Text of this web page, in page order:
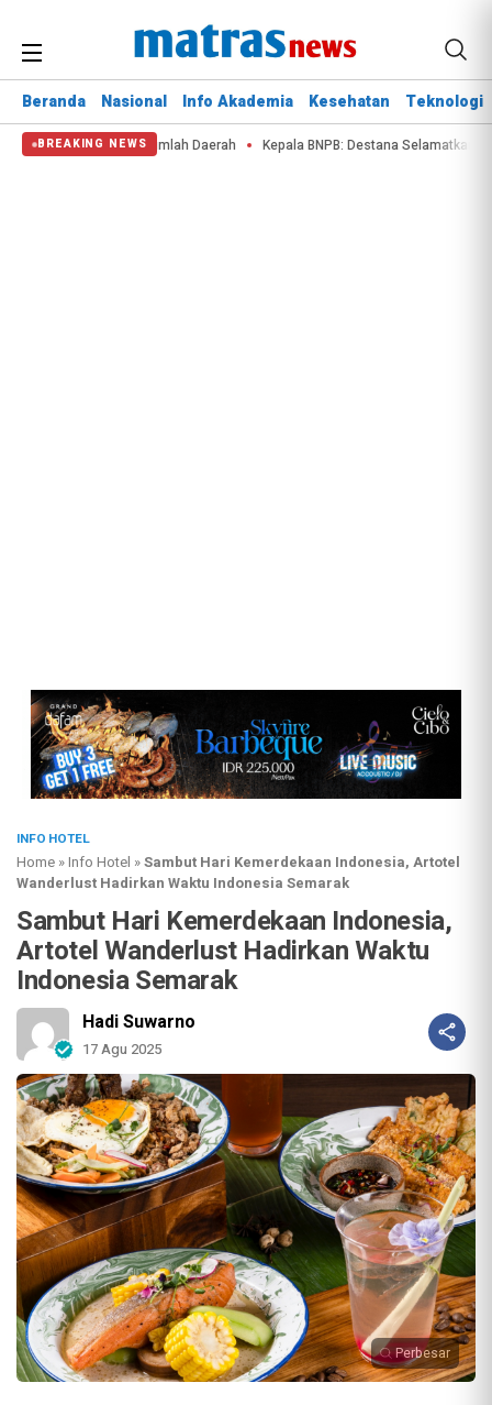
Beranda Nasional Info Akademia Kesehatan Teknologi
BREAKING NEWS
Lahan di Sejumlah Daerah Kepala BNPB: Destana Selamatkan Nyawa
INFO HOTEL
Home »Info Hotel »Sambut Hari Kemerdekaan Indonesia, Artotel
Wanderlust Hadirkan Waktu Indonesia Semarak
Sambut Hari Kemerdekaan Indonesia,
Artotel Wanderlust Hadirkan Waktu
Indonesia Semarak
Hadi Suwarno
17 Agu 2025
Perbesar